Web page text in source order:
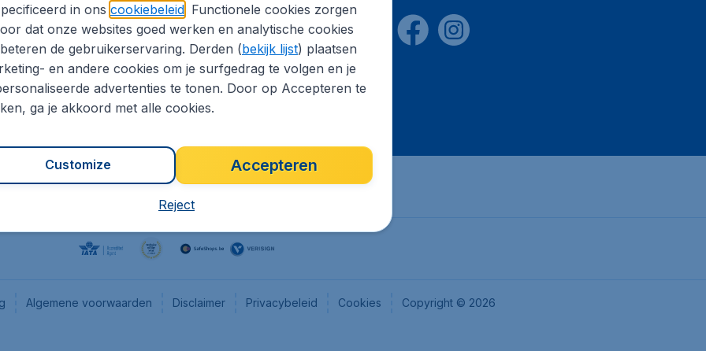
informatie
Flugladen.de
CheapTickets.ch
CheapTickets.nl
CheapTickets.sg
Algemene voorwaarden Disclaimer Privacybeleid Cookies Copyright © 2026
in ons cookiebeleid. Functionele cookies zorgen
dat onze websites goed werken en analytische cookies
de gebruikerservaring. Derden (bekijk lijst) plaatsen
en andere cookies om je surfgedrag te volgen en je
advertenties te tonen. Door op Accepteren te
ga je akkoord met alle cookies.
Accepteren
Customize
Reject